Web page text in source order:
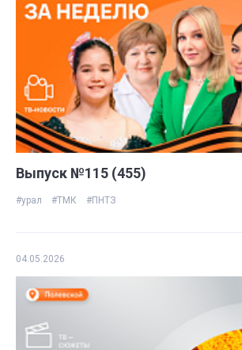
Выпуск №115 (455)
#урал #ТМК #ПНТЗ
04.05.2026